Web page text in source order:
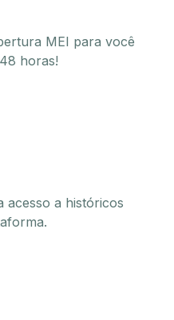
MEI para você
horas!
acesso a históricos